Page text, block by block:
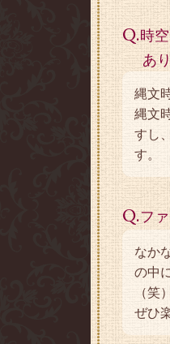
Q.時
あ
縄文
縄文
すし
す。
Q.フ
なか
の中
（笑）
ぜひ